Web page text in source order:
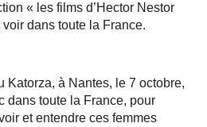
« les films d’Hector Nestor
dans toute la France.
Katorza, à Nantes, le 7 octobre,
dans toute la France, pour
et entendre ces femmes